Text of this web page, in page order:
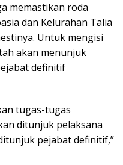
memastikan roda
dan Kelurahan Talia
Untuk mengisi
akan menunjuk
definitif
tugas-tugas
ditunjuk pelaksana
pejabat definitif,”